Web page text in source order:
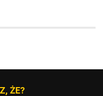
ŻE?